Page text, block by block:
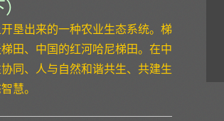
垦出来的一种农业生态系统。梯
田、中国的红河哈尼梯田。在中
同、人与自然和谐共生、共建生
慧。